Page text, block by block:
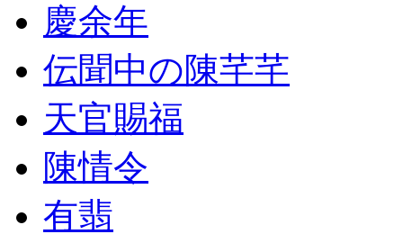
慶余年
伝聞中の陳芊芊
天官賜福
陳情令
有翡